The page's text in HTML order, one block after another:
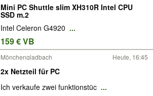
Mini PC Shuttle slim XH310R Intel CPU
SSD m.2
Intel Celeron G4920 ...
159 € VB
Mönchengladbach Heute, 16:45
2x Netzteil für PC
Ich verkaufe zwei funktionstüc ...